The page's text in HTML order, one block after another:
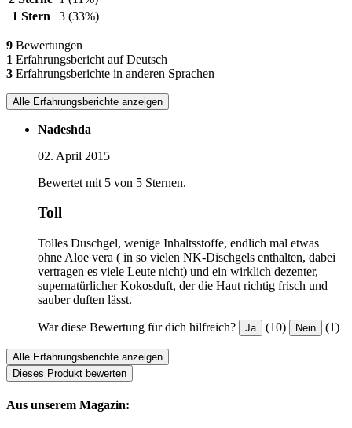
1 Stern
3 (33%)
9 Bewertungen
1 Erfahrungsbericht auf Deutsch
3 Erfahrungsberichte in anderen Sprachen
Alle Erfahrungsberichte anzeigen
Nadeshda
02. April 2015
Bewertet mit 5 von 5 Sternen.
Toll
Tolles Duschgel, wenige Inhaltsstoffe, endlich mal etwas
ohne Aloe vera ( in so vielen NK-Dischgels enthalten, dabei
vertragen es viele Leute nicht) und ein wirklich dezenter,
supernatürlicher Kokosduft, der die Haut richtig frisch und
sauber duften lässt.
War diese Bewertung für dich hilfreich? Ja (10) Nein (1)
Alle Erfahrungsberichte anzeigen
Dieses Produkt bewerten
Aus unserem Magazin: